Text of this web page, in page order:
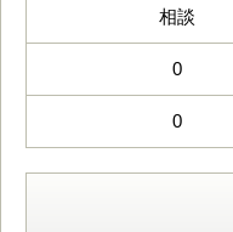
相談
0
0